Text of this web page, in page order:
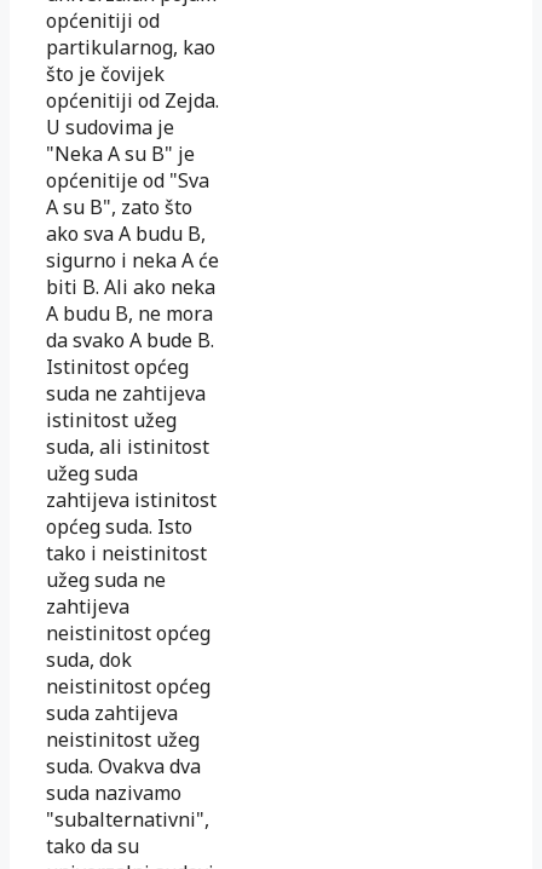
općenitiji od
partikularnog, kao
što je čovijek
općenitiji od Zejda.
U sudovima je
"Neka A su B" je
općenitije od "Sva
A su B", zato što
ako sva A budu B,
sigurno i neka A će
biti B. Ali ako neka
A budu B, ne mora
da svako A bude B.
Istinitost općeg
suda ne zahtijeva
istinitost užeg
suda, ali istinitost
užeg suda
zahtijeva istinitost
općeg suda. Isto
tako i neistinitost
užeg suda ne
zahtijeva
neistinitost općeg
suda, dok
neistinitost općeg
suda zahtijeva
neistinitost užeg
suda. Ovakva dva
suda nazivamo
"subalternativni",
tako da su